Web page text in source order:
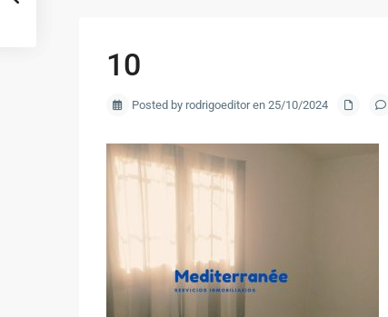
10
Posted by rodrigoeditor en 25/10/2024